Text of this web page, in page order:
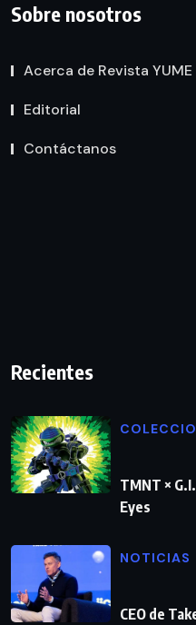
Sobre nosotros
Acerca de Revista YUME
Editorial
Contáctanos
Recientes
TMNT ×
Eyes
NOTICIAS
CEO de